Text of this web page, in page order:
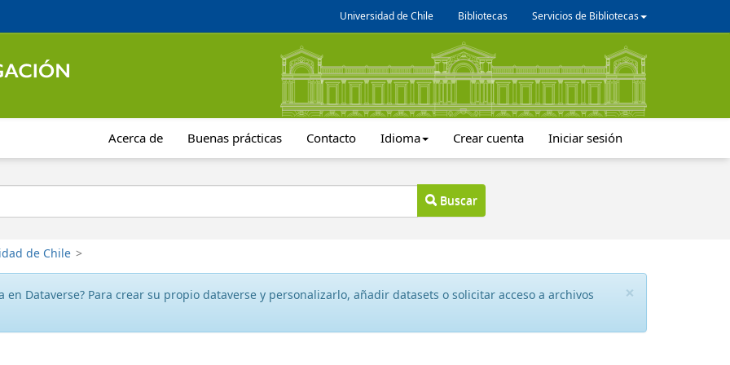
Universidad de Chile Bibliotecas Servicios de Bibliotecas
Acerca de Buenas prácticas Contacto Idioma Crear cuenta Iniciar sesión
Buscar
de Chile >
×
en Dataverse? Para crear su propio dataverse y personalizarlo, añadir datasets o solicitar acceso a archivos